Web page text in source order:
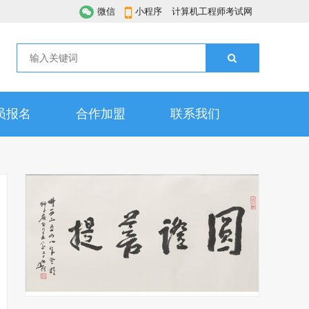
微信 小程序 计算机工程师考试网
报名 合作加盟 联系我们